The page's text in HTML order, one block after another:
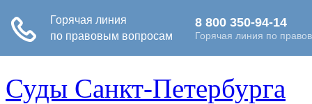
Суды Санкт-Петербурга